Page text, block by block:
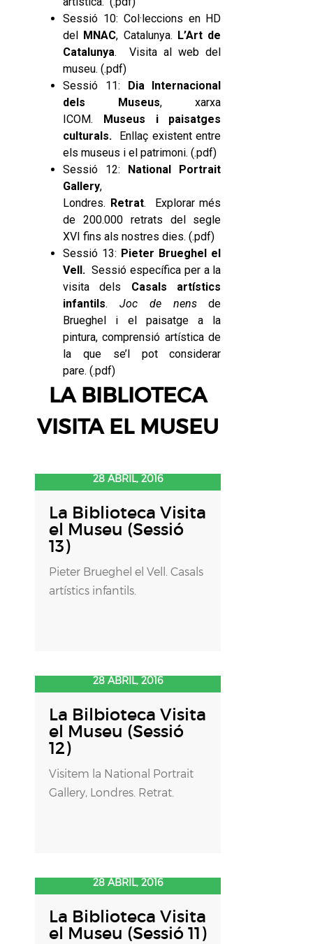
Sessió 10: Col·leccions en HD
del MNAC, Catalunya. L’Art de
Catalunya.Visita al web del
museu. (.pdf)
Sessió 11: Dia Internacional
dels Museus, xarxa
ICOM. Museus i paisatges
culturals.
Enllaç existent entre
els museus i el patrimoni. (.pdf)
Sessió 12: National Portrait
Gallery,
Londres. Retrat. Explorar més
de 200.000 retrats del segle
XVI fins als nostres dies. (.pdf)
Sessió 13: Pieter Brueghel el
Vell.Sessió específica per a la
visita dels Casals artístics
infantils. Joc de nensde
Brueghel i el paisatge a la
pintura, comprensió artística de
la que se’l pot considerar
pare. (.pdf)
LA BIBLIOTECA
VISITA EL MUSEU
28 ABRIL, 2016
La Biblioteca Visita
el Museu (Sessió
13)
Pieter Brueghel el Vell. Casals
artístics infantils.
28 ABRIL, 2016
La Bilbioteca Visita
el Museu (Sessió
12)
Visitem la National Portrait
Gallery, Londres. Retrat.
28 ABRIL, 2016
La Biblioteca Visita
el Museu (Sessió 11)